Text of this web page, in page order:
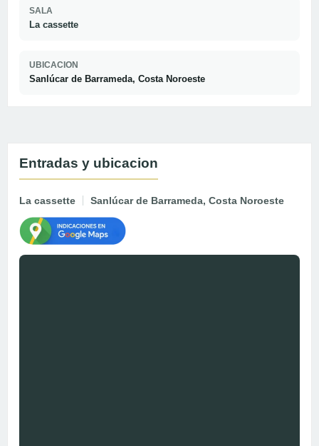
SALA
La cassette
UBICACION
Sanlúcar de Barrameda, Costa Noroeste
Entradas y ubicacion
La cassette Sanlúcar de Barrameda, Costa Noroeste